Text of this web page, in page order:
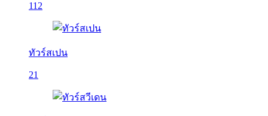
112
ทัวร์สเปน
21